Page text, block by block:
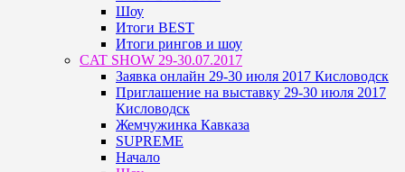
Шоу
Итоги BEST
Итоги рингов и шоу
CAT SHOW 29-30.07.2017
Заявка онлайн 29-30 июля 2017 Кисловодск
Приглашение на выставку 29-30 июля 2017
Кисловодск
Жемчужинка Кавказа
SUPREME
Начало